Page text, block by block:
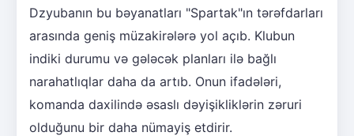
Dzyubanın bu bəyanatları "Spartak"ın tərəfdarları
arasında geniş müzakirələrə yol açıb. Klubun
indiki durumu və gələcək planları ilə bağlı
narahatlıqlar daha da artıb. Onun ifadələri,
komanda daxilində əsaslı dəyişikliklərin zəruri
olduğunu bir daha nümayiş etdirir.